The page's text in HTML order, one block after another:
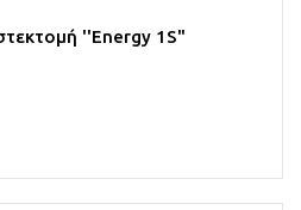
''Energy 1S"